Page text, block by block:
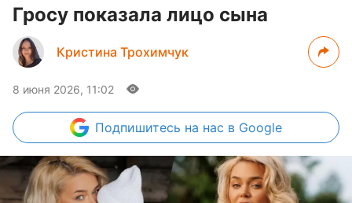
Гросу показала лицо сына
Кристина Трохимчук
8 июня 2026, 11:02
Подпишитесь на нас в Google